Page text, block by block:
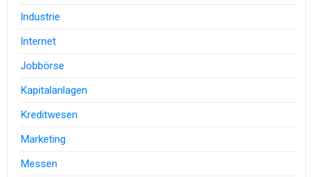
Industrie
Internet
Jobbörse
Kapitalanlagen
Kreditwesen
Marketing
Messen